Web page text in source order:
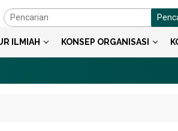
ILMIAH KONSEP ORGANISASI